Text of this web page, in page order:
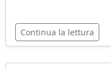
Continua la lettura